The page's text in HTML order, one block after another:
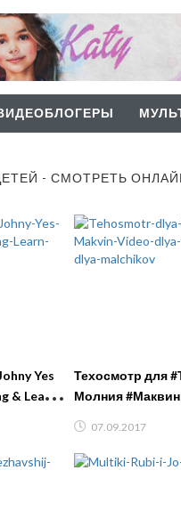
- СМОТРЕТЬ
Yes
& Learn
Техосмотр для
Молния #Маквин
07.09.2017